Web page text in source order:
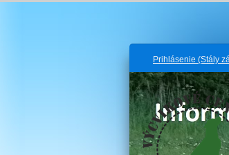
Prihlásenie (Stály